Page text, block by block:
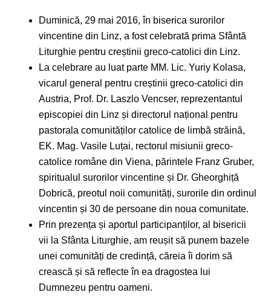
Duminică, 29 mai 2016, în biserica surorilor
vincentine din Linz, a fost celebrată prima Sfântă
Liturghie pentru creștinii greco-catolici din Linz.
La celebrare au luat parte MM. Lic. Yuriy Kolasa,
vicarul general pentru creștinii greco-catolici din
Austria, Prof. Dr. Laszlo Vencser, reprezentantul
episcopiei din Linz și directorul național pentru
pastorala comunităților catolice de limbă străină,
EK. Mag. Vasile Luțai, rectorul misiunii greco-
catolice române din Viena, părintele Franz Gruber,
spiritualul surorilor vincentine și Dr. Gheorghiță
Dobrică, preotul noii comunități, surorile din ordinul
vincentin și 30 de persoane din noua comunitate.
Prin prezența și aportul participanților, al bisericii
vii la Sfânta Liturghie, am reușit să punem bazele
unei comunități de credință, căreia îi dorim să
crească și să reflecte în ea dragostea lui
Dumnezeu pentru oameni.